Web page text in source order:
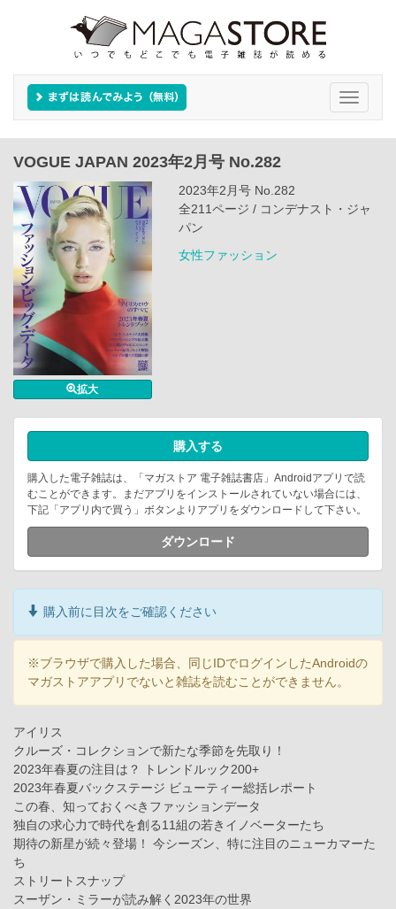
Toggle
VOGUE JAPAN 2023年2月号 No.282
拡大
2023年2月号 No.282
全211ページ / コンデナスト・ジャ
パン
女性ファッション
購入する
購入した電子雑誌は、「マガストア 電子雑誌書店」Androidアプリで読
むことができます。まだアプリをインストールされていない場合には、
下記「アプリ内で買う」ボタンよりアプリをダウンロードして下さい。
ダウンロード
購入前に目次をご確認ください
※ブラウザで購入した場合、同じIDでログインしたAndroidの
マガストアアプリでないと雑誌を読むことができません。
アイリス
クルーズ・コレクションで新たな季節を先取り！
2023年春夏の注目は？ トレンドルック200+
2023年春夏バックステージ ビューティー総括レポート
この春、知っておくべきファッションデータ
独自の求心力で時代を創る11組の若きイノベーターたち
期待の新星が続々登場！ 今シーズン、特に注目のニューカマーた
ち
ストリートスナップ
スーザン・ミラーが読み解く2023年の世界